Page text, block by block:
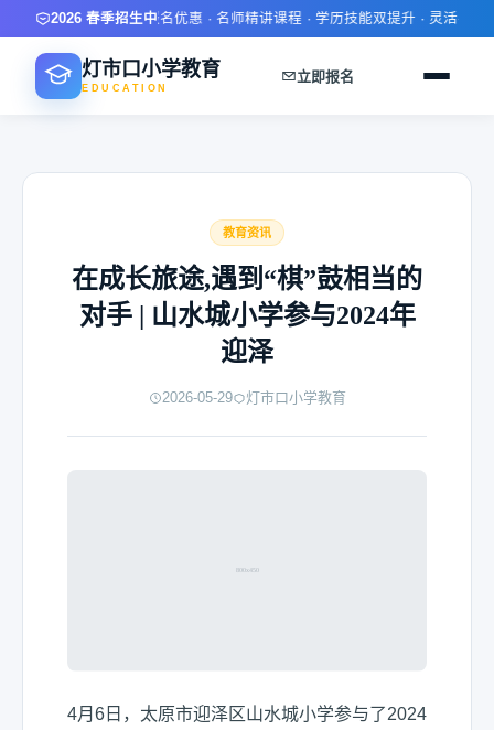
2026 春季招生中限时报名优惠 · 名师精讲课程 · 学历技能双提升 · 灵活学习
灯市口小学教育
EDUCATION
立即报名
教育资讯
在成长旅途,遇到“棋”鼓相当的
对手 | 山水城小学参与2024年
迎泽
2026-05-29 灯市口小学教育
4月6日，太原市迎泽区山水城小学参与了2024